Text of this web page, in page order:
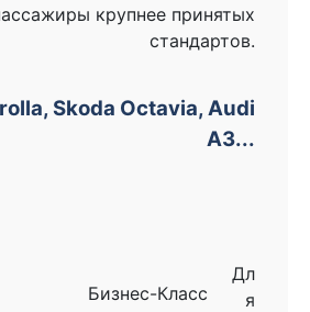
крупнее принятых
стандартов.
Skoda Octavia, Audi
A3...
Дл
я